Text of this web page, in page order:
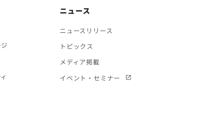
ニュース
ニュースリリース
トピックス
メディア掲載
イベント・セミナー